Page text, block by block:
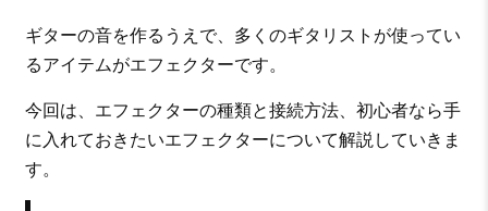
ギターの音を作るうえで、多くのギタリストが使ってい
るアイテムがエフェクターです。
今回は、エフェクターの種類と接続方法、初心者なら手
に入れておきたいエフェクターについて解説していきま
す。